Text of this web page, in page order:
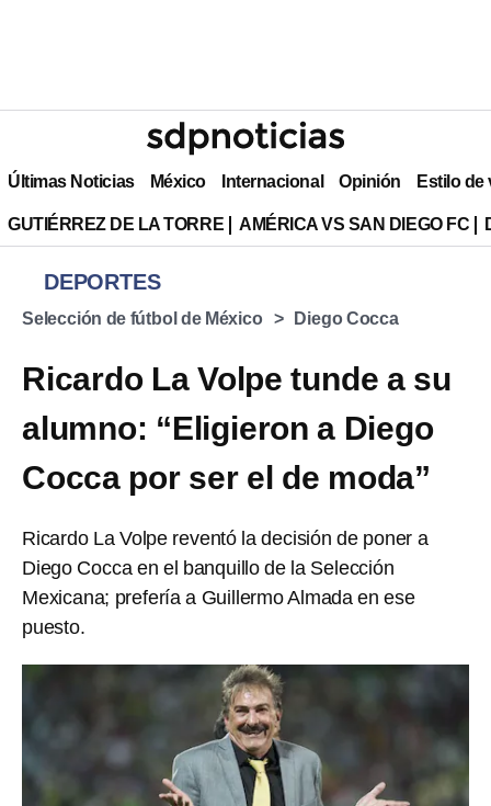
Últimas Noticias México Internacional Opinión Estilo de
GUTIÉRREZ DE LA TORRE AMÉRICA VS SAN DIEGO FC
DEPORTES
Selección de fútbol de México Diego Cocca
Ricardo La Volpe tunde a su
alumno: “Eligieron a Diego
Cocca por ser el de moda”
Ricardo La Volpe reventó la decisión de poner a
Diego Cocca en el banquillo de la Selección
Mexicana; prefería a Guillermo Almada en ese
puesto.